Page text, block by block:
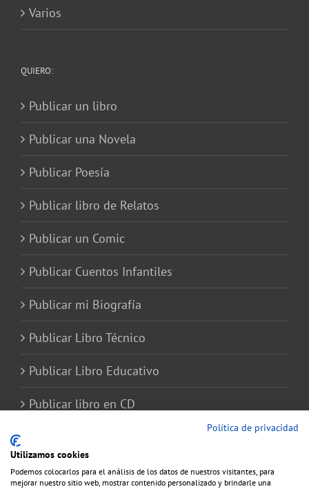
Varios
QUIERO:
Publicar un libro
Publicar una Novela
Publicar Poesía
Publicar libro de Relatos
Publicar un Comic
Publicar Cuentos Infantiles
Publicar mi Biografía
Publicar Libro Técnico
Publicar Libro Educativo
Publicar libro en CD
Política de privacidad
Utilizamos cookies
Podemos colocarlos para el análisis de los datos de nuestros visitantes, para
mejorar nuestro sitio web, mostrar contenido personalizado y brindarle una